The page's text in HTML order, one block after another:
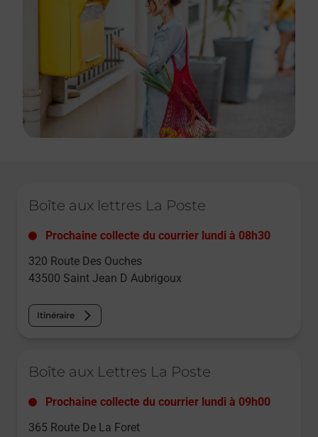
Boîte aux lettres La Poste
Prochaine collecte du courrier lundi à 08h30
320 Route Des Ouches
43500 Saint Jean D Aubrigoux
Itinéraire
Boîte aux Lettres La Poste
Prochaine collecte du courrier lundi à 09h00
365 Route De La Foret